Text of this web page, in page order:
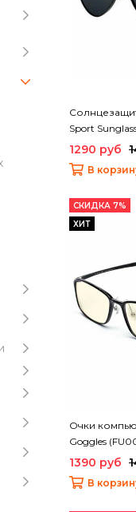
Sport
1290 руб
В
СКИДКА 7%
ХИТ
Очки
Goggles
1390 руб
В